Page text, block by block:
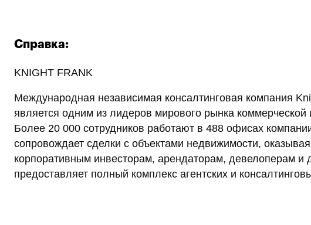
Cправка:
KNIGHT FRANK
Международная независимая консалтинговая компания
является одним из лидеров мирового рынка
Более 20 000 сотрудников работают в 488 офисах
сопровождает сделки с объектами недвижимости,
корпоративным инвесторам, арендаторам, девелоперам и
предоставляет полный комплекс агентских и